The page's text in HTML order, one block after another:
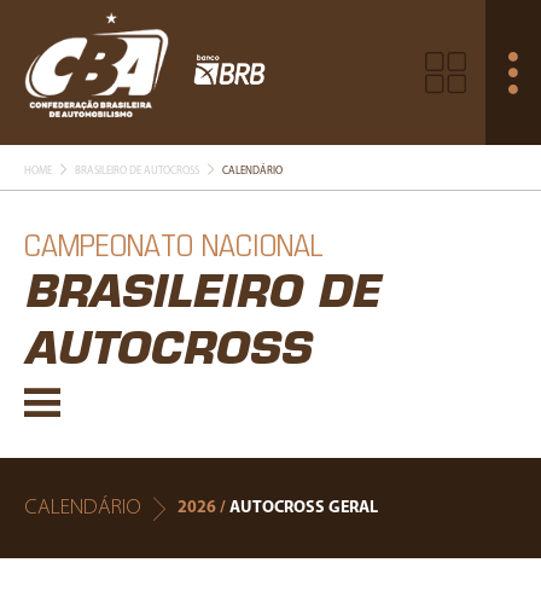
HOME BRASILEIRO DE AUTOCROSS CALENDÁRIO
CAMPEONATO NACIONAL
BRASILEIRO DE
AUTOCROSS
CALENDÁRIO 2026 / AUTOCROSS GERAL